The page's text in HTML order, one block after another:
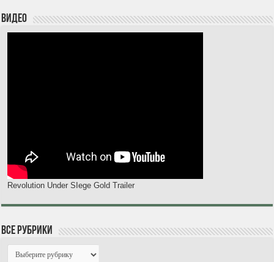
Видео
Revolution Under SIege Gold Trailer
Все рубрики